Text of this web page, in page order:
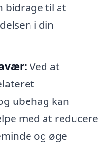
bidrage til at
i din
Ved at
ubehag kan
med at reducere
og øge